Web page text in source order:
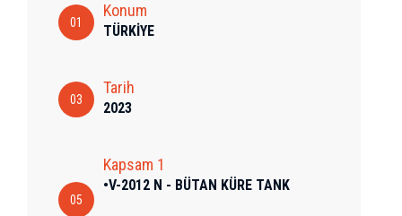
01
Konum
TÜRKİYE
03
Tarih
2023
05
Kapsam 1
•V-2012 N - BÜTAN KÜRE TANK